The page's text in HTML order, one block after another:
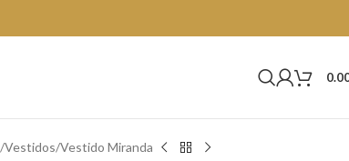
Vestidos Vestido Miranda